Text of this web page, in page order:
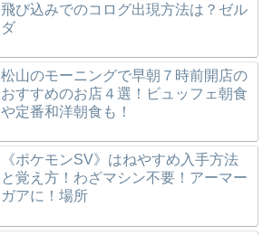
飛び込みでのコログ出現方法は？ゼル
ダ
松山のモーニングで早朝７時前開店の
おすすめのお店４選！ビュッフェ朝食
や定番和洋朝食も！
《ポケモンSV》はねやすめ入手方法
と覚え方！わざマシン不要！アーマー
ガアに！場所